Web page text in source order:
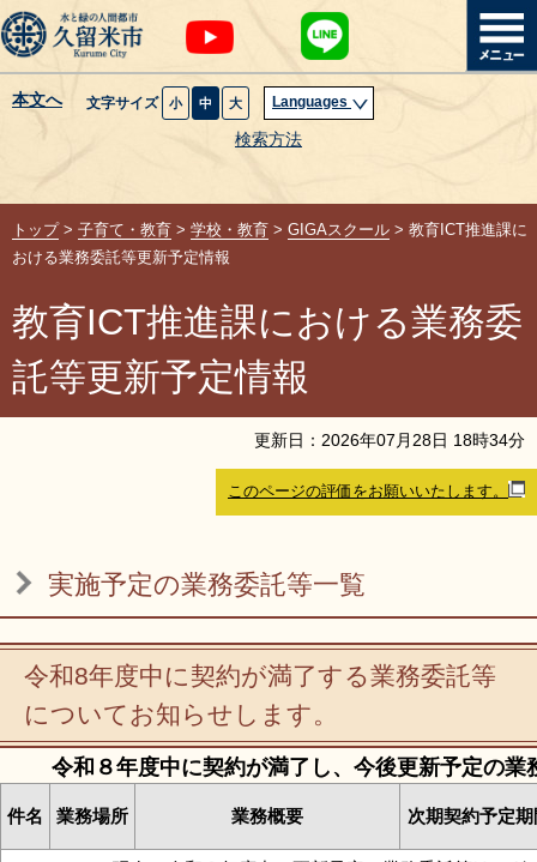
本文へ 文字サイズ 小 中 大 Languages
検索方法
暮らし・届出
健康・医療・福祉
観光魅力・イベント
創業・産業・ビジネス
組織から探す
RSS プライバシーポリシー
サイトについて
閉じる
トップ> 子育て・教育 > 学校・教育 > GIGAスクール > 教育ICT推進課に
おける業務委託等更新予定情報
教育ICT推進課における業務委
託等更新予定情報
更新日： 2026年07 月 28日 18時34分
このページの評価をお願いいたします。
実施予定の業務委託等一覧
令和8年度中に契約が満了する業務委託等
についてお知らせします。
令和８年度中に契約が満了し、今後更新予定の業
件名 業務場所 業務概要 次期契約予定期